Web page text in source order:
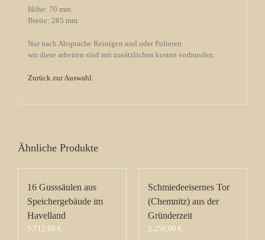
Höhe: 70 mm
Breite: 285 mm
Nur nach Absprache Reinigen und oder Polieren
wir diese arbeiten sind mit zusätzlichen kosten verbunden.
Zurück zur Auswahl
Ähnliche Produkte
16 Gusssäulen aus
Speichergebäude im
Havelland
5.712,00 €
Schmiedeeisernes Tor
(Chemnitz) aus der
Gründerzeit
2.250,00 €